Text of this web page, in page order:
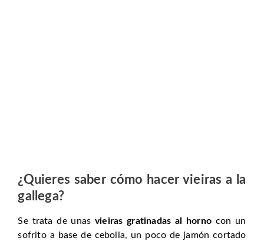
¿Quieres saber cómo hacer vieiras a la
gallega?
Se trata de unasvieiras gratinadas al horno con un
sofrito a base de cebolla, un poco de jamón cortado